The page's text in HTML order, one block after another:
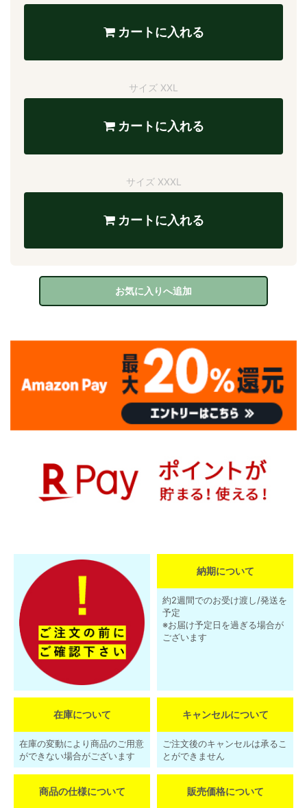
カートに入れる
サイズ XXL
カートに入れる
サイズ XXXL
カートに入れる
お気に入りへ追加
納期について
約2週間でのお受け渡し/発送を
予定
※お届け予定日を過ぎる場合が
ございます
在庫について
在庫の変動により商品のご用意
ができない場合がございます
キャンセルについて
ご注文後のキャンセルは承るこ
とができません
商品の仕様について 販売価格について